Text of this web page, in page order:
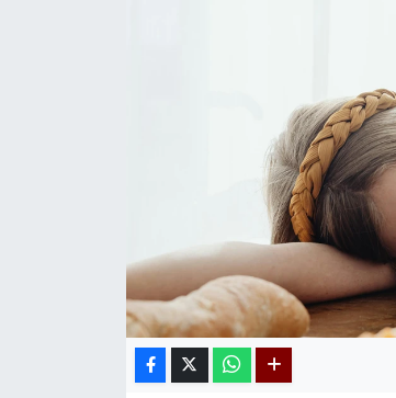
Teknoloji
Yazarlar
Astroloji-Rüya